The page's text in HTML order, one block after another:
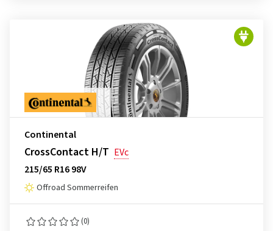
Continental
CrossContact H/T EVc
215/65 R16 98V
Offroad Sommerreifen
(0)